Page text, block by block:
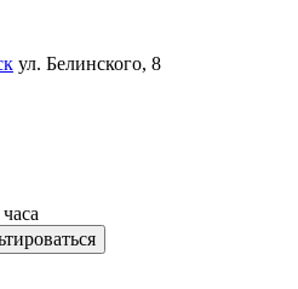
ул. Белинского, 8